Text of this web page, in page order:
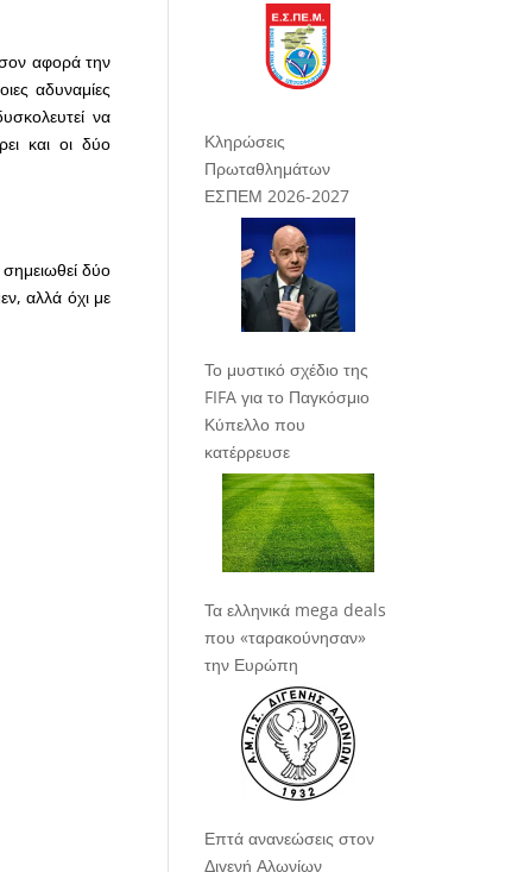
αφορά την
αδυναμίες
να
και οι δύο
δύο
αλλά όχι με
Κληρώσεις
Πρωταθλημάτων
ΕΣΠΕΜ 2026-2027
Το μυστικό σχέδιο της
FIFA για το Παγκόσμιο
Κύπελλο που
κατέρρευσε
Τα ελληνικά mega deals
που «ταρακούνησαν»
την Ευρώπη
Επτά ανανεώσεις στον
Διγενή Αλωνίων